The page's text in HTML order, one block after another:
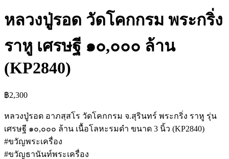
หลวงปู่รอด วัดโคกกรม พระกริ่ง
ราหู เศรษฐี ๑๐,๐๐๐ ล้าน
(KP2840)
฿2,300
หลวงปู่รอด อาภสฺสโร วัดโคกกรม จ.สุรินทร์ พระกริ่ง ราหู รุ่น
เศรษฐี ๑๐,๐๐๐ ล้าน เนื้อโลหะรมดำ ขนาด 3 นิ้ว (KP2840)
#ขวัญพระเครื่อง
#ขวัญธานันท์พระเครื่อง